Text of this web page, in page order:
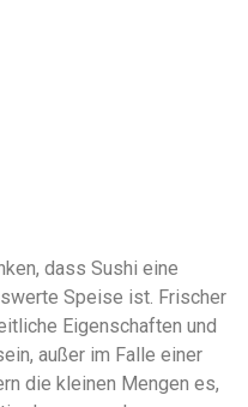
dass Sushi eine
Speise ist. Frischer
Eigenschaften und
außer im Falle einer
die kleinen Mengen es,